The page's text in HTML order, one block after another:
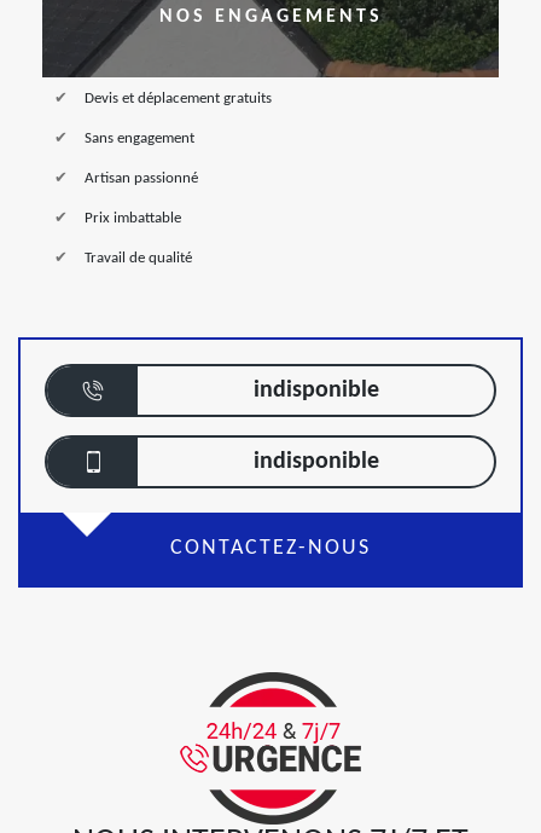
NOS ENGAGEMENTS
Devis et déplacement gratuits
Sans engagement
Artisan passionné
Prix imbattable
Travail de qualité
indisponible
indisponible
CONTACTEZ-NOUS